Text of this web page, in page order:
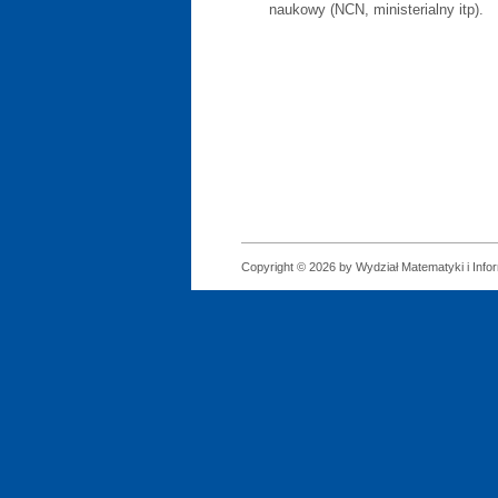
naukowy (NCN, ministerialny itp).
Copyright © 2026 by Wydział Matematyki i